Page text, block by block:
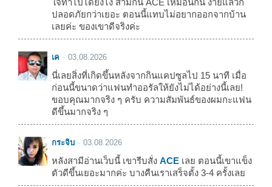
ปลอดภัยกว่าเยอะ ตอนนี้แทบไม่อยากออกจากบ้าน
เลยค่ะ ของเขาดีจริงค่ะ
เค 03.08.2026
นี่เลยสิ่งที่เกิดขึ้นหลังจากกินแคปซูลไป 15 นาที เมื่อ
ก่อนนี้ขนาดว่าแฟนทำออรัลให้ยังไม่ได้อย่างนี้เลย!
ขอบคุณมากจริง ๆ ครับ ความสัมพันธ์ของผมกะแฟน
ดีขึ้นมากจริง ๆ
กระจิบ 03.08.2026
หลังสามีอ่านเว็บนี้ เขารีบสั่ง ACE เลย ตอนนี้เขาแข็ง
ตัวดีขึ้นเยอะมากค่ะ บางคืนเราเสร็จตั้ง 3-4 ครั้งเลย